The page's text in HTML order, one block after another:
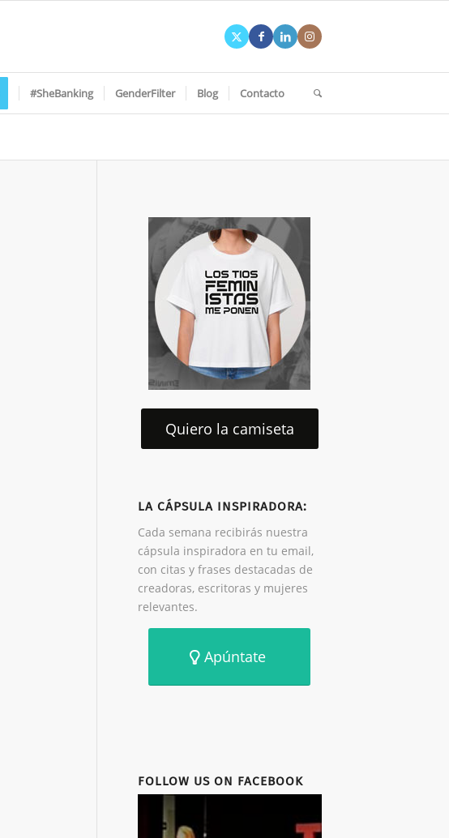
#SheBanking GenderFilter Blog Contacto
Quiero la camiseta
LA CÁPSULA INSPIRADORA:
Cada semana recibirás nuestra
cápsula inspiradora en tu email,
con citas y frases destacadas de
creadoras, escritoras y mujeres
relevantes.
Apúntate
FOLLOW US ON FACEBOOK